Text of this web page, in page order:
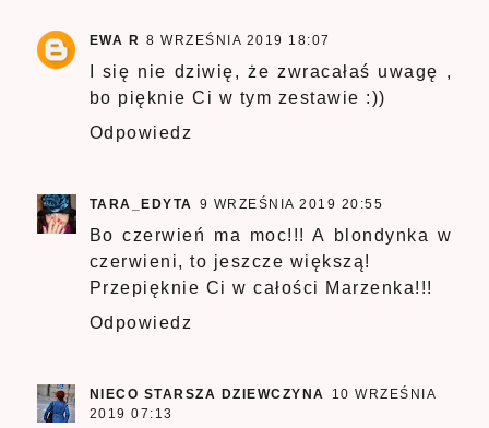
EWA R 8 WRZEŚNIA 2019 18:07
I się nie dziwię, że zwracałaś uwagę ,
bo pięknie Ci w tym zestawie :))
Odpowiedz
TARA_EDYTA 9 WRZEŚNIA 2019 20:55
Bo czerwień ma moc!!! A blondynka w
czerwieni, to jeszcze większą!
Przepięknie Ci w całości Marzenka!!!
Odpowiedz
NIECO STARSZA DZIEWCZYNA
10 WRZEŚNIA
2019 07:13